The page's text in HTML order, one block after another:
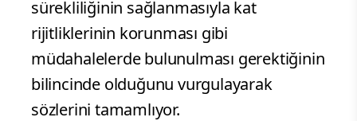
sürekliliğinin sağlanmasıyla kat
rijitliklerinin korunması gibi
müdahalelerde bulunulması gerektiğinin
bilincinde olduğunu vurgulayarak
sözlerini tamamlıyor.